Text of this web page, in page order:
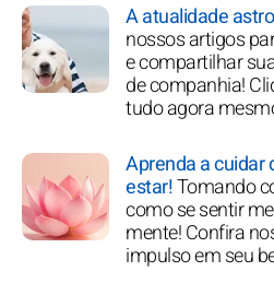
A atualidade
nossos artigos
e compartilhar
de companhia!
tudo agora
Aprenda a cuidar
estar!Tomando
como se sentir
mente! Confira
impulso em seu